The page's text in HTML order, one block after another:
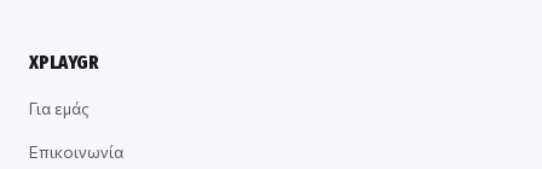
XPLAYGR
Για εμάς
Επικοινωνία